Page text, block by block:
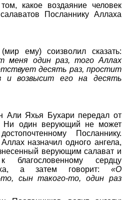
какое воздаяние человек
Посланнику Аллаха
ему) соизволил сказать:
меня один раз, того Аллах
десять раз, простит
и возвысит его на десять
Али Яхья Бухари передал от
Ни один верующий не может
Посланнику.
назначил одного ангела,
верующим салават и
благословенному сердцу
а затем говорит: «О
то, сын такого-то, один раз